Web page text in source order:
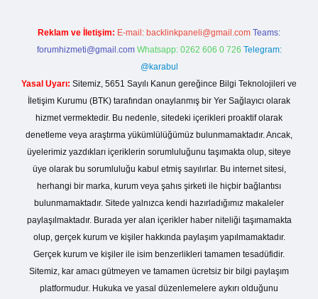
Reklam ve İletişim: E-mail: backlinkpaneli@gmail.com Teams:
forumhizmeti@gmail.com Whatsapp: 0262 606 0 726 Telegram:
@karabul
Yasal Uyarı: Sitemiz, 5651 Sayılı Kanun gereğince Bilgi Teknolojileri ve
İletişim Kurumu (BTK) tarafından onaylanmış bir Yer Sağlayıcı olarak
hizmet vermektedir. Bu nedenle, sitedeki içerikleri proaktif olarak
denetleme veya araştırma yükümlülüğümüz bulunmamaktadır. Ancak,
üyelerimiz yazdıkları içeriklerin sorumluluğunu taşımakta olup, siteye
üye olarak bu sorumluluğu kabul etmiş sayılırlar. Bu internet sitesi,
herhangi bir marka, kurum veya şahıs şirketi ile hiçbir bağlantısı
bulunmamaktadır. Sitede yalnızca kendi hazırladığımız makaleler
paylaşılmaktadır. Burada yer alan içerikler haber niteliği taşımamakta
olup, gerçek kurum ve kişiler hakkında paylaşım yapılmamaktadır.
Gerçek kurum ve kişiler ile isim benzerlikleri tamamen tesadüfidir.
Sitemiz, kar amacı gütmeyen ve tamamen ücretsiz bir bilgi paylaşım
platformudur. Hukuka ve yasal düzenlemelere aykırı olduğunu